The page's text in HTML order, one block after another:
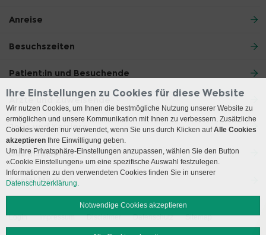
Anreise
Besuchszeiten
Patient:in und Besuchende
Ärzte und Zuweisende
Jobs und Karriere
Das Inselspital
Social Media
Login Impressum Disclaimer Datenschutz Sitemap
Ihre Einstellungen zu Cookies für diese Website
Wir nutzen Cookies, um Ihnen die bestmögliche Nutzung unserer Website zu
ermöglichen und unsere Kommunikation mit Ihnen zu verbessern. Zusätzliche
Cookies werden nur verwendet, wenn Sie uns durch Klicken aufAlle Cookies
akzeptieren Ihre Einwilligung geben.
Um Ihre Privatsphäre-Einstellungen anzupassen, wählen Sie den Button
«Cookie Einstellungen» um eine spezifische Auswahl festzulegen.
Informationen zu den verwendeten Cookies finden Sie in unserer
Datenschutzerklärung.
Notwendige Cookies akzeptieren